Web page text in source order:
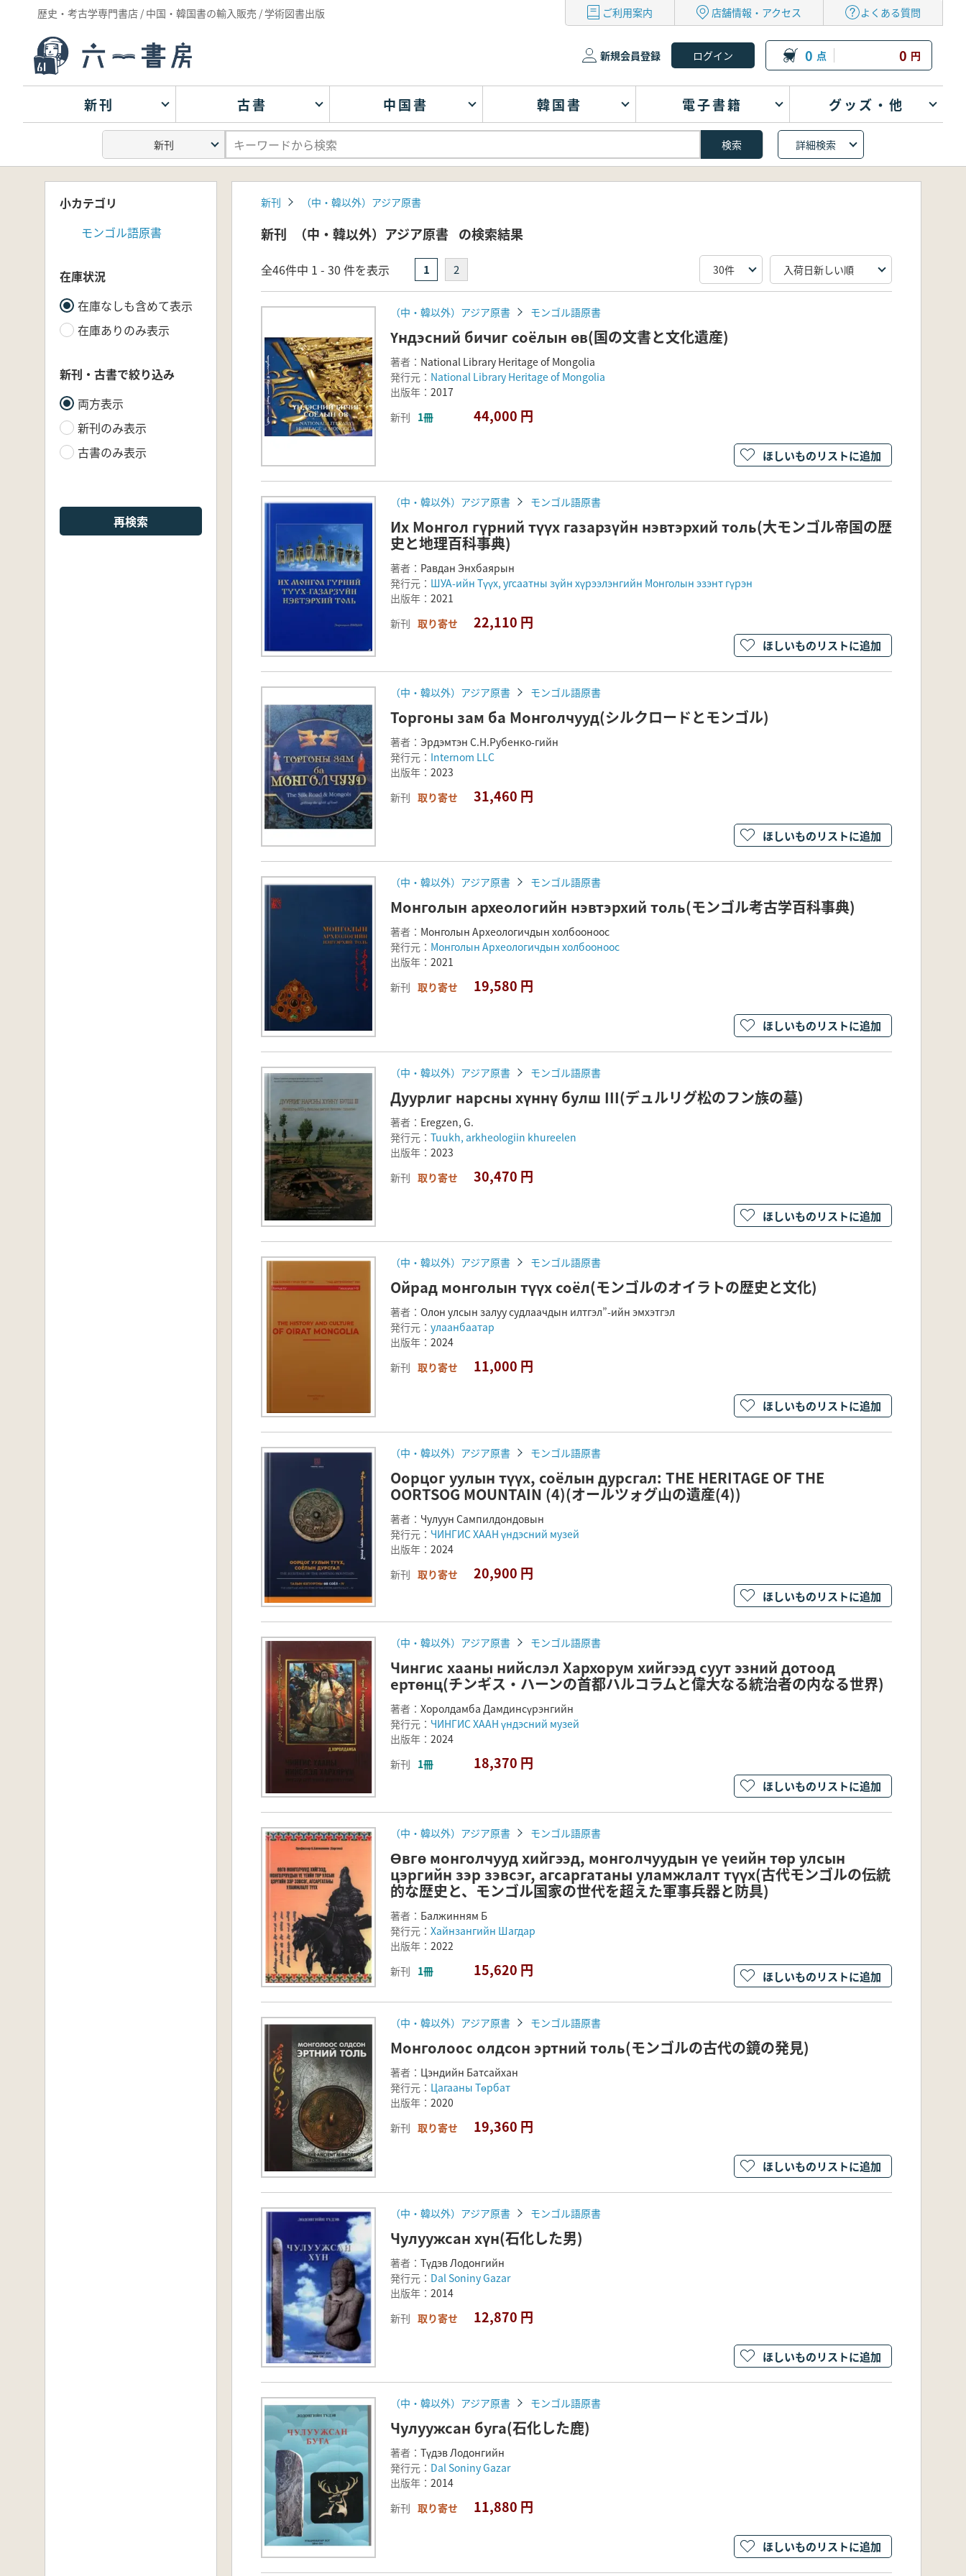
歴史・考古学専門書店 / 中国・韓国書の輸入販売 / 学術図書出版 ご利用案内 店舗情報・アクセス よくある質問
新規会員登録 0 点 0 円
新刊 古書 中国書 韓国書 電子書籍 グッズ・他
詳細検索
小カテゴリ
モンゴル語原書
在庫状況
在庫なしも含めて表示
在庫ありのみ表示
新刊・古書で絞り込み
両方表示
新刊のみ表示
古書のみ表示
再検索
新刊 （中・韓以外）アジア原書
新刊 （中・韓以外）アジア原書 の検索結果
全46件中 1 - 30 件を表示 1 2
（中・韓以外）アジア原書 モンゴル語原書
Үндэсний бичиг соёлын өв(国の文書と文化遺産)
著者： National Library Heritage of Mongolia
発行元： National Library Heritage of Mongolia
出版年： 2017
新刊 1冊 44,000 円
ほしいものリストに追加
（中・韓以外）アジア原書 モンゴル語原書
Их Монгол гүрний түүх газарзүйн нэвтэрхий толь(大モンゴル帝国の歴
史と地理百科事典)
著者： Равдан Энхбаярын
発行元： ШУА-ийн Түүх, угсаатны зүйн хүрээлэнгийн Монголын эзэнт гүрэн
出版年： 2021
新刊 取り寄せ 22,110 円
ほしいものリストに追加
（中・韓以外）アジア原書 モンゴル語原書
Торгоны зам ба Монголчууд(シルクロードとモンゴル)
著者： Эрдэмтэн С.Н.Рубенко-гийн
発行元： Internom LLC
出版年： 2023
新刊 取り寄せ 31,460 円
ほしいものリストに追加
（中・韓以外）アジア原書 モンゴル語原書
Монголын археологийн нэвтэрхий толь(モンゴル考古学百科事典)
著者： Монголын Археологичдын холбооноос
発行元： Монголын Археологичдын холбооноос
出版年： 2021
新刊 取り寄せ 19,580 円
ほしいものリストに追加
（中・韓以外）アジア原書 モンゴル語原書
Дуурлиг нарсны хүннү булш III(デュルリグ松のフン族の墓)
著者： Eregzen, G.
発行元： Tuukh, arkheologiin khureelen
出版年： 2023
新刊 取り寄せ 30,470 円
ほしいものリストに追加
（中・韓以外）アジア原書 モンゴル語原書
Ойрад монголын түүх соёл(モンゴルのオイラトの歴史と文化)
著者： Олон улсын залуу судлаачдын илтгэл”-ийн эмхэтгэл
発行元： улаанбаатар
出版年： 2024
新刊 取り寄せ 11,000 円
ほしいものリストに追加
（中・韓以外）アジア原書 モンゴル語原書
Оорцог уулын түүх, соёлын дурсгал: THE HERITAGE OF THE
OORTSOG MOUNTAIN (4)(オールツォグ山の遺産(4))
著者： Чулуун Сампилдондовын
発行元： ЧИНГИС ХААН үндэсний музей
出版年： 2024
新刊 取り寄せ 20,900 円
ほしいものリストに追加
（中・韓以外）アジア原書 モンゴル語原書
Чингис хааны нийслэл Хархорум хийгээд суут эзний дотоод
ертөнц(チンギス・ハーンの首都ハルコラムと偉大なる統治者の内なる世界)
著者： Хоролдамба Дамдинсүрэнгийн
発行元： ЧИНГИС ХААН үндэсний музей
出版年： 2024
新刊 1冊 18,370 円
ほしいものリストに追加
（中・韓以外）アジア原書 モンゴル語原書
Өвгө монголчууд хийгээд, монголчуудын үе үеийн төр улсын
цэргийн зэр зэвсэг, агсаргатаны уламжлалт түүх(古代モンゴルの伝統
的な歴史と、モンゴル国家の世代を超えた軍事兵器と防具)
著者： Балжинням Б
発行元： Хайнзангийн Шагдар
出版年： 2022
新刊 1冊 15,620 円 ほしいものリストに追加
（中・韓以外）アジア原書 モンゴル語原書
Монголоос олдсон эртний толь(モンゴルの古代の鏡の発見)
著者： Цэндийн Батсайхан
発行元： Цагааны Төрбат
出版年： 2020
新刊 取り寄せ 19,360 円
ほしいものリストに追加
（中・韓以外）アジア原書 モンゴル語原書
Чулуужсан хүн(石化した男)
著者： Түдэв Лодонгийн
発行元： Dal Soniny Gazar
出版年： 2014
新刊 取り寄せ 12,870 円
ほしいものリストに追加
（中・韓以外）アジア原書 モンゴル語原書
Чулуужсан буга(石化した鹿)
著者： Түдэв Лодонгийн
発行元： Dal Soniny Gazar
出版年： 2014
新刊 取り寄せ 11,880 円
ほしいものリストに追加